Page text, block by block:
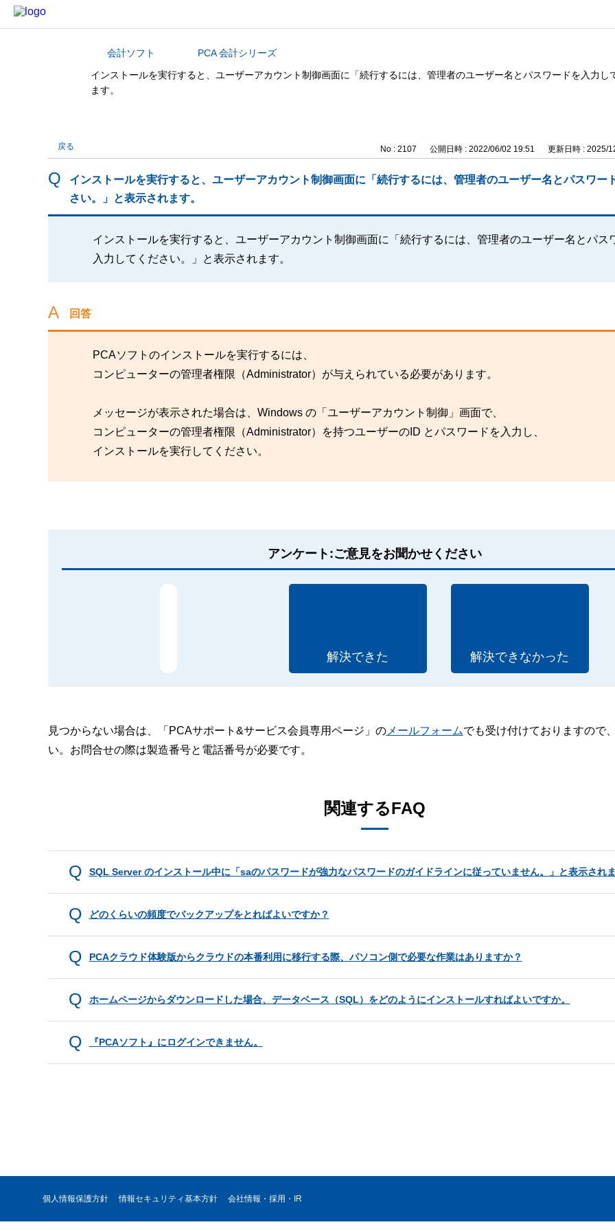
カテゴリから探す
会計ソフト
PCA 会計シリーズ
インストールを実行すると、ユーザーアカウント制御画面に「続行するには、管理者のユーザー名とパスワードを入力し
ます。
戻る No : 2107 公開日時 : 2022/06/02 19:51 更新日時 : 2025/
インストールを実行すると、ユーザーアカウント制御画面に「続行するには、管理者のユーザー名とパスワー
さい。」と表示されます。
インストールを実行すると、ユーザーアカウント制御画面に「続行するには、管理者のユーザー名とパス
入力してください。」と表示されます。
回答
PCAソフトのインストールを実行するには、
コンピューターの管理者権限（Administrator）が与えられている必要があります。
メッセージが表示された場合は、Windows の「ユーザーアカウント制御」画面で、
コンピューターの管理者権限（Administrator）を持つユーザーのID とパスワードを入力し、
インストールを実行してください。
アンケート:ご意見をお聞かせください
解決できた 解決できなかった
見つからない場合は、「PCAサポート&サービス会員専用ページ」のメールフォームでも受け付けておりますので
い。お問合せの際は製造番号と電話番号が必要です。
関連するFAQ
SQL Server のインストール中に「saのパスワードが強力なパスワードのガイドラインに従っていません。」と表示されま
どのくらいの頻度でバックアップをとればよいですか？
PCAクラウド体験版からクラウドの本番利用に移行する際、パソコン側で必要な作業はありますか？
ホームページからダウンロードした場合、データベース（SQL）をどのようにインストールすればよいですか。
『PCAソフト』にログインできません。
個人情報保護方針 情報セキュリティ基本方針 会社情報・採用・IR